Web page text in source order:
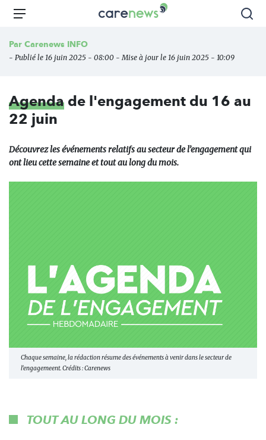
Aller
principal
Carenews,
des
Menu
Par Carenews INFO
- Publié le 16 juin 2025 - 08:00 - Mise à jour le 16 juin 2025 - 10:09
Agenda de l'engagement du 16 au
22 juin
Découvrez les événements relatifs au secteur de l’engagement qui
ont lieu cette semaine et tout au long du mois.
Chaque semaine, la rédaction résume des événements à venir dans le secteur de
l'engagemeent. Crédits : Carenews
TOUT AU LONG DU MOIS :